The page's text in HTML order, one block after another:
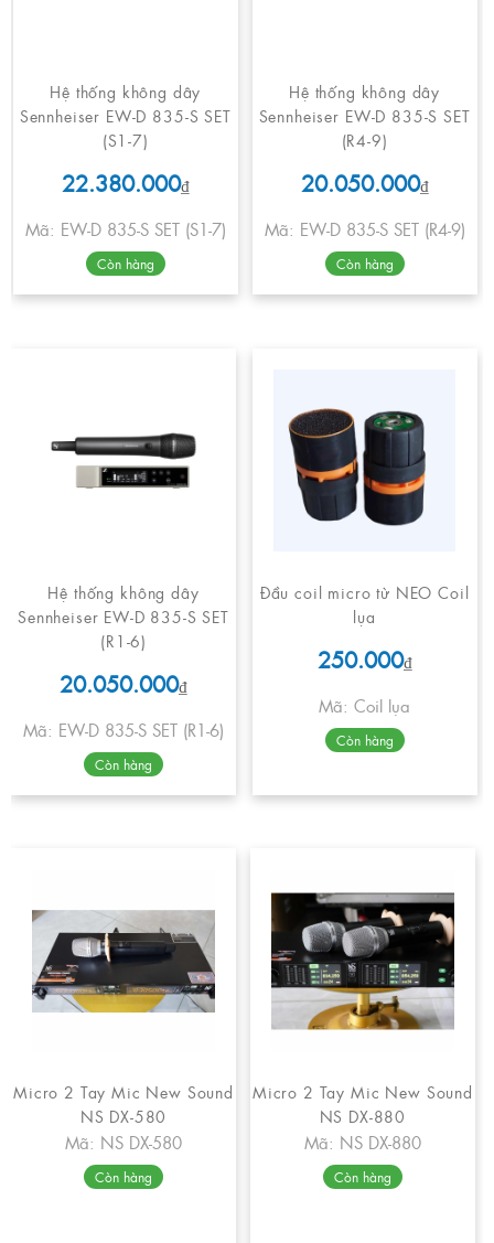
Hệ thống không dây
Sennheiser EW-D 835-S SET
(S1-7)
22.380.000₫
Mã: EW-D 835-S SET (S1-7)
Còn hàng
Hệ thống không dây
Sennheiser EW-D 835-S SET
(R4-9)
20.050.000₫
Mã: EW-D 835-S SET (R4-9)
Còn hàng
Hệ thống không dây
Sennheiser EW-D 835-S SET
(R1-6)
20.050.000₫
Mã: EW-D 835-S SET (R1-6)
Còn hàng
Đầu coil micro từ NEO Coil
lụa
250.000₫
Mã: Coil lụa
Còn hàng
Micro 2 Tay Mic New Sound
NS DX-580
Mã: NS DX-580
Còn hàng
Micro 2 Tay Mic New Sound
NS DX-880
Mã: NS DX-880
Còn hàng